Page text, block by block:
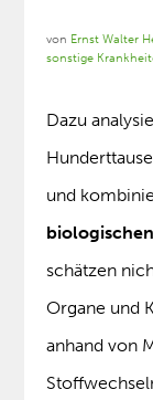
von Ernst Walter
sonstige
Dazu
und
schätzen
Organe und
anhand von